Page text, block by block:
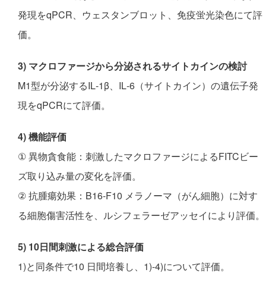
発現をqPCR、ウェスタンブロット、免疫蛍光染色にて評
価。
3) マクロファージから分泌されるサイトカインの検討
M1型が分泌するIL‑1β、IL‑6（サイトカイン）の遺伝子発
現をqPCRにて評価。
4) 機能評価
① 異物貪食能：刺激したマクロファージによるFITCビー
ズ取り込み量の変化を評価。
② 抗腫瘍効果：B16‑F10 メラノーマ（がん細胞）に対す
る細胞傷害活性を、ルシフェラーゼアッセイにより評価。
5) 10日間刺激による総合評価
1)と同条件で10 日間培養し、1)-4)について評価。